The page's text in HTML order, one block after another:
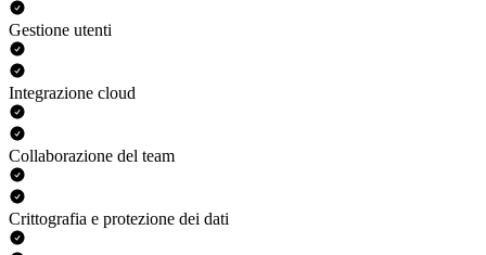
Gestione utenti
Integrazione cloud
Collaborazione del team
Crittografia e protezione dei dati